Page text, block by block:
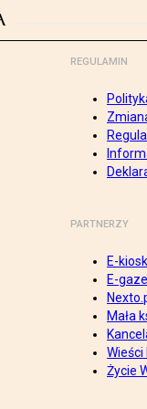
REGULAMIN
PARTNERZY
E-
E-
Mała
Wieści
Życie